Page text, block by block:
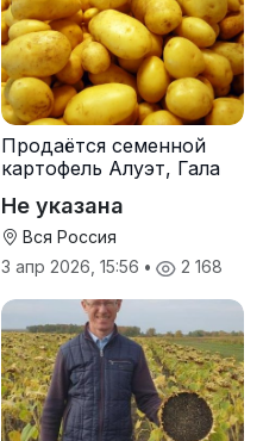
Продаётся семенной
картофель Алуэт, Гала
Не указана
Вся Россия
3 апр 2026, 15:56 • 2 168